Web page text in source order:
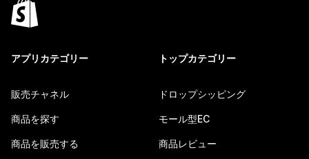
アプリカテゴリー
販売チャネル
商品を探す
商品を販売する
トップカテゴリー
ドロップシッピング
モール型EC
商品レビュー